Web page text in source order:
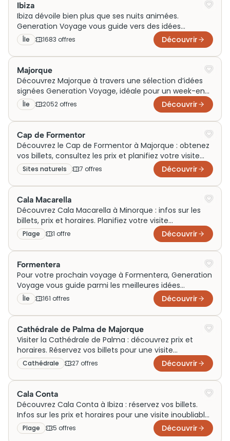
Ibiza
Ibiza dévoile bien plus que ses nuits animées.
Generation Voyage vous guide vers des idées
d’activités et de visites à vivre en famille, en couple
ou entre amis, le temps d’un week-end ou d’un
voyage plus long. Entre plages secrètes, sorties
culturelles et trésors naturels autour de l’île, explorez
une Ibiza authentique et surprenante.
Île 1683 offres Découvrir
Majorque
Découvrez Majorque à travers une sélection d’idées
signées Generation Voyage, idéale pour un week-end
en couple, un séjour en famille ou un voyage plus
long. Entre activités balnéaires, visites culturelles,
sorties nature et expériences autour de l’île, trouvez
l’inspiration pour profiter pleinement de cette perle
espagnole.
Île 2052 offres Découvrir
Cap de Formentor
Découvrez le Cap de Formentor à Majorque : obtenez
vos billets, consultez les prix et planifiez votre visite
dès aujourd'hui!
Sites naturels 7 offres Découvrir
Cala Macarella
Découvrez Cala Macarella à Minorque : infos sur les
billets, prix et horaires. Planifiez votre visite
maintenant et explorez ce paradis côtier !
Plage 1 offre Découvrir
Formentera
Pour votre prochain voyage à Formentera, Generation
Voyage vous guide parmi les meilleures idées
d’activités et de sorties, en famille ou en couple. Entre
plages secrètes, balades autour de villages
authentiques et visites incontournables lors d’un
week-end en Espagne, découvrez tout ce qui rend l’île
idéale pour vivre des moments inoubliables.
Île 161 offres Découvrir
Cathédrale de Palma de Majorque
Visiter la Cathédrale de Palma : découvrez prix et
horaires. Réservez vos billets pour une visite
inoubliable à Majorque dès maintenant !
Cathédrale 27 offres Découvrir
Cala Conta
Découvrez Cala Conta à Ibiza : réservez vos billets.
Infos sur les prix et horaires pour une visite inoubliable.
Préparez votre aventure dès maintenant !
Plage 5 offres Découvrir